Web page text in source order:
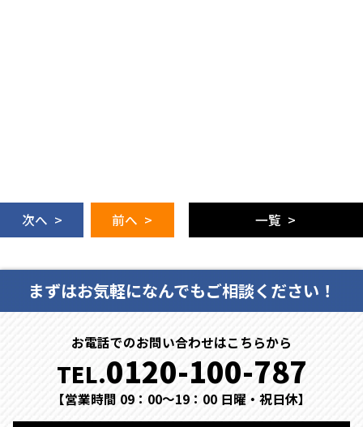
次へ > 前へ > 一覧 >
まずはお気軽になんでもご相談ください！
お電話でのお問い合わせはこちらから
TEL.0120-100-787
【営業時間 09：00～19：00 日曜・祝日休】